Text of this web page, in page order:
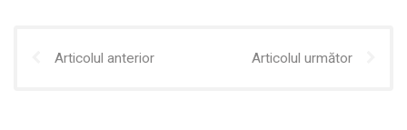
Articolul anterior Articolul următor